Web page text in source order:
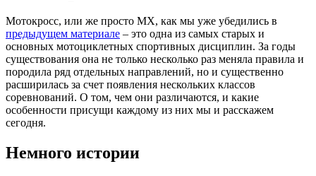
Мотокросс, или же просто MX, как мы уже убедились в
предыдущем материале – это одна из самых старых и
основных мотоциклетных спортивных дисциплин. За годы
существования она не только несколько раз меняла правила и
породила ряд отдельных направлений, но и существенно
расширилась за счет появления нескольких классов
соревнований. О том, чем они различаются, и какие
особенности присущи каждому из них мы и расскажем
сегодня.
Немного истории